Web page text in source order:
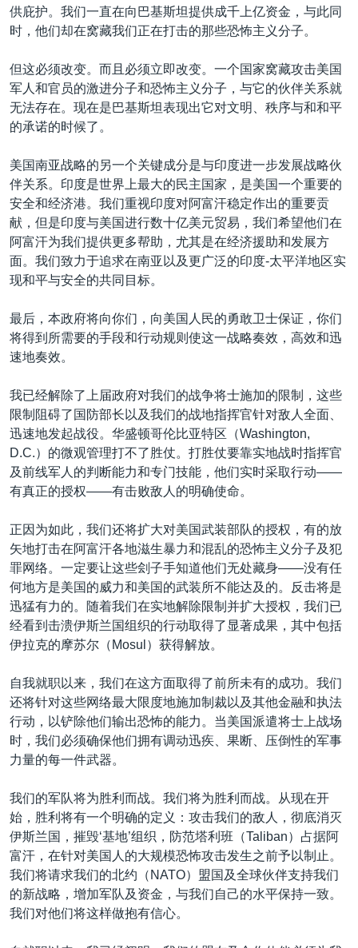
供庇护。我们一直在向巴基斯坦提供成千上亿资金，与此同
时，他们却在窝藏我们正在打击的那些恐怖主义分子。
但这必须改变。而且必须立即改变。一个国家窝藏攻击美国
军人和官员的激进分子和恐怖主义分子，与它的伙伴关系就
无法存在。现在是巴基斯坦表现出它对文明、秩序与和和平
的承诺的时候了。
美国南亚战略的另一个关键成分是与印度进一步发展战略伙
伴关系。印度是世界上最大的民主国家，是美国一个重要的
安全和经济港。我们重视印度对阿富汗稳定作出的重要贡
献，但是印度与美国进行数十亿美元贸易，我们希望他们在
阿富汗为我们提供更多帮助，尤其是在经济援助和发展方
面。我们致力于追求在南亚以及更广泛的印度-太平洋地区实
现和平与安全的共同目标。
最后，本政府将向你们，向美国人民的勇敢卫士保证，你们
将得到所需要的手段和行动规则使这一战略奏效，高效和迅
速地奏效。
我已经解除了上届政府对我们的战争将士施加的限制，这些
限制阻碍了国防部长以及我们的战地指挥官针对敌人全面、
迅速地发起战役。华盛顿哥伦比亚特区（Washington,
D.C.）的微观管理打不了胜仗。打胜仗要靠实地战时指挥官
及前线军人的判断能力和专门技能，他们实时采取行动——
有真正的授权——有击败敌人的明确使命。
正因为如此，我们还将扩大对美国武装部队的授权，有的放
矢地打击在阿富汗各地滋生暴力和混乱的恐怖主义分子及犯
罪网络。一定要让这些刽子手知道他们无处藏身——没有任
何地方是美国的威力和美国的武装所不能达及的。反击将是
迅猛有力的。随着我们在实地解除限制并扩大授权，我们已
经看到击溃伊斯兰国组织的行动取得了显著成果，其中包括
伊拉克的摩苏尔（Mosul）获得解放。
自我就职以来，我们在这方面取得了前所未有的成功。我们
还将针对这些网络最大限度地施加制裁以及其他金融和执法
行动，以铲除他们输出恐怖的能力。当美国派遣将士上战场
时，我们必须确保他们拥有调动迅疾、果断、压倒性的军事
力量的每一件武器。
我们的军队将为胜利而战。我们将为胜利而战。从现在开
始，胜利将有一个明确的定义：攻击我们的敌人，彻底消灭
伊斯兰国，摧毁‘基地’组织，防范塔利班（Taliban）占据阿
富汗，在针对美国人的大规模恐怖攻击发生之前予以制止。
我们将请求我们的北约（NATO）盟国及全球伙伴支持我们
的新战略，增加军队及资金，与我们自己的水平保持一致。
我们对他们将这样做抱有信心。